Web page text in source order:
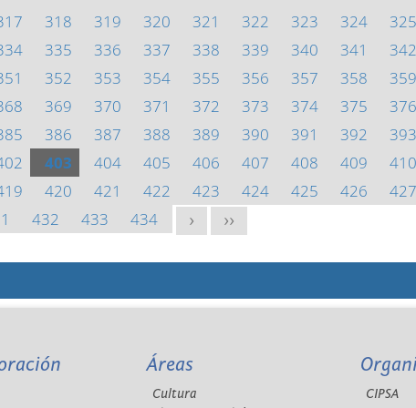
318 319 320 321 322 323 324 325
335 336 337 338 339 340 341 342
352 353 354 355 356 357 358 359
369 370 371 372 373 374 375 376
386 387 388 389 390 391 392 393
403 404 405 406 407 408 409 410
420 421 422 423 424 425 426 427
432 433 434 > >>
Áreas
Cultura
CIPSA